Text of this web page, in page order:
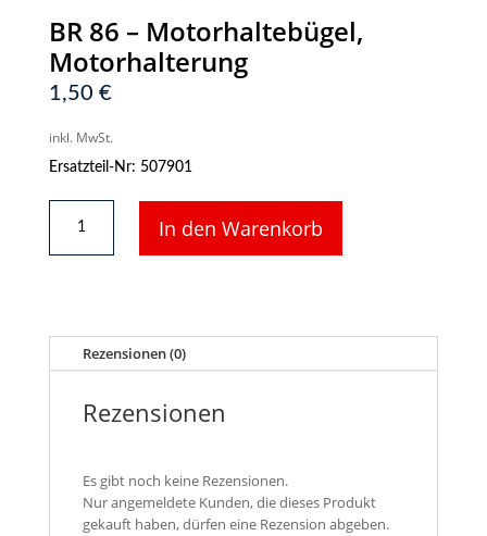
BR 86 – Motorhaltebügel,
Motorhalterung
1,50 €
inkl. MwSt.
Ersatzteil-Nr: 507901
-
In den Warenkorb
Rezensionen (0)
Rezensionen
Es gibt noch keine Rezensionen.
Nur angemeldete Kunden, die dieses Produkt
gekauft haben, dürfen eine Rezension abgeben.